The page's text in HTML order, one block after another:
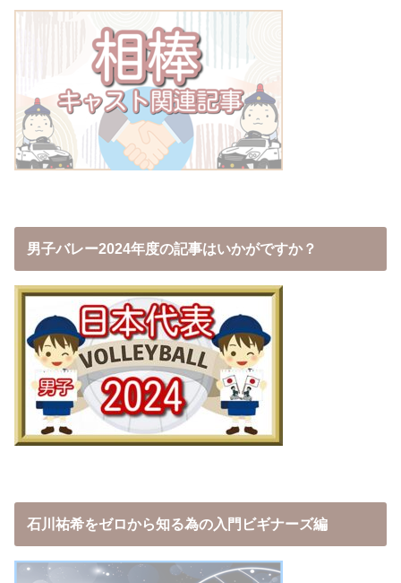
男子バレー2024年度の記事はいかがですか？
石川祐希をゼロから知る為の入門ビギナーズ編